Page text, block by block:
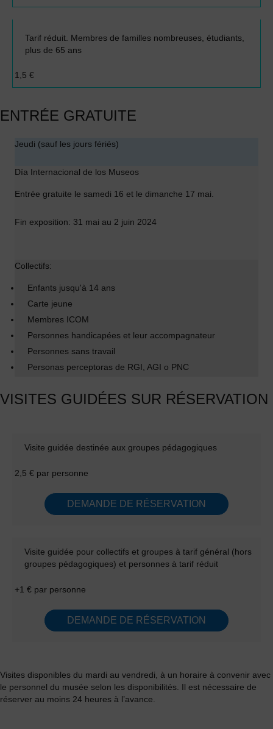
Tarif réduit. Membres de familles nombreuses, étudiants,
plus de 65 ans
1,5 €
ENTRÉE GRATUITE
Jeudi (sauf les jours fériés)
Día Internacional de los Museos
Entrée gratuite le samedi 16 et le dimanche 17 mai.
Fin exposition: 31 mai au 2 juin 2024
Collectifs:
Enfants jusqu'à 14 ans
Carte jeune
Membres ICOM
Personnes handicapées et leur accompagnateur
Personnes sans travail
Personas perceptoras de RGI, AGI o PNC
VISITES GUIDÉES SUR RÉSERVATION
Visite guidée destinée aux groupes pédagogiques
2,5 € par personne
DEMANDE DE RÉSERVATION
Visite guidée pour collectifs et groupes à tarif général (hors
groupes pédagogiques) et personnes à tarif réduit
+1 € par personne
DEMANDE DE RÉSERVATION
Visites disponibles du mardi au vendredi, à un horaire à convenir avec
le personnel du musée selon les disponibilités. Il est nécessaire de
réserver au moins 24 heures à l’avance.